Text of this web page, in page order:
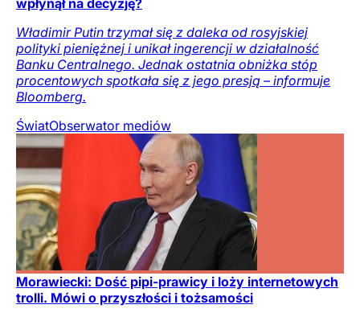
Władimir Putin trzymał się z daleka od rosyjskiej
polityki pieniężnej i unikał ingerencji w działalność
Banku Centralnego. Jednak ostatnia obniżka stóp
procentowych spotkała się z jego presją – informuje
Bloomberg.
ŚwiatObserwator mediów
Morawiecki: Dość pipi-prawicy i loży internetowych
trolli. Mówi o przyszłości i tożsamości